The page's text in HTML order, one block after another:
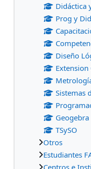
Didáctica
Prog y
Diseño
Sistemas
Geogebra
TSySO
Otros
Estudiantes
Centros e